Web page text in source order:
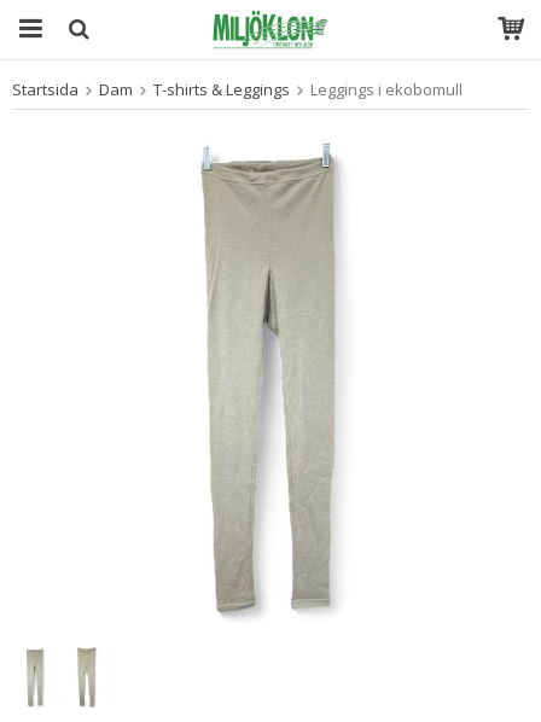
Produkten har blivit tillagd i varukorgen
Startsida Dam T-shirts & Leggings Leggings i ekobomull